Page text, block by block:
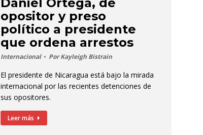
opositor y preso
político a presidente
que ordena arrestos
Internacional PorKayleigh Bistrain
El presidente de Nicaragua está bajo la mirada
internacional por las recientes detenciones de
sus opositores.
Leer más